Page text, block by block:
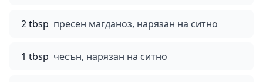
2 tbsp пресен магданоз, нарязан на ситно
1 tbsp чесън, нарязан на ситно